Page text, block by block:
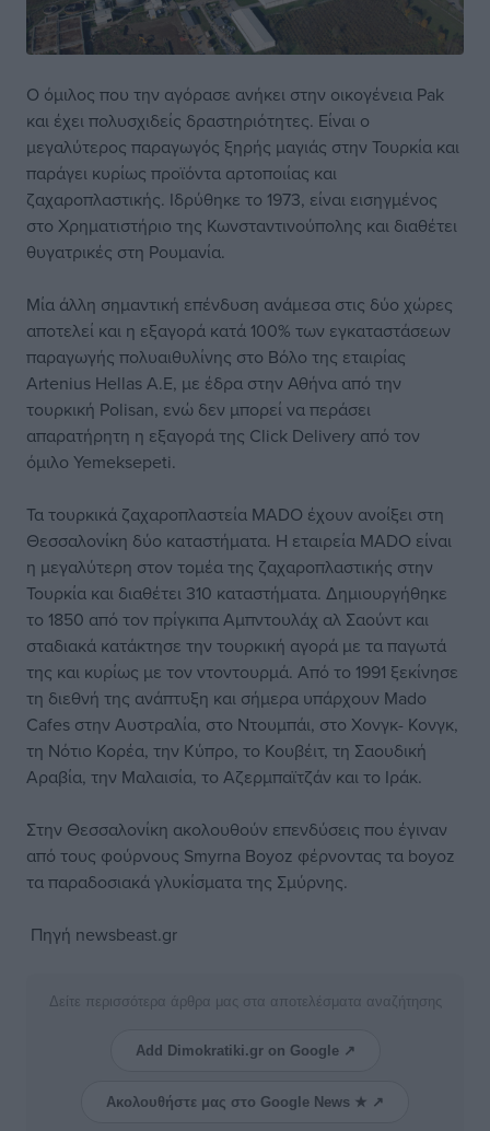
Ο όμιλος που την αγόρασε ανήκει στην οικογένεια Pak
και έχει πολυσχιδείς δραστηριότητες. Είναι ο
μεγαλύτερος παραγωγός ξηρής μαγιάς στην Τουρκία και
παράγει κυρίως προϊόντα αρτοποιίας και
ζαχαροπλαστικής. Ιδρύθηκε το 1973, είναι εισηγμένος
στο Χρηματιστήριο της Κωνσταντινούπολης και διαθέτει
θυγατρικές στη Ρουμανία.
Μία άλλη σημαντική επένδυση ανάμεσα στις δύο χώρες
αποτελεί και η εξαγορά κατά 100% των εγκαταστάσεων
παραγωγής πολυαιθυλίνης στο Βόλο της εταιρίας
Artenius Hellas A.E, με έδρα στην Αθήνα από την
τουρκική Polisan, ενώ δεν μπορεί να περάσει
απαρατήρητη η εξαγορά της Click Delivery από τον
όμιλο Yemeksepeti.
Τα τουρκικά ζαχαροπλαστεία MADO έχουν ανοίξει στη
Θεσσαλονίκη δύο καταστήματα. Η εταιρεία ΜΑDO είναι
η μεγαλύτερη στον τομέα της ζαχαροπλαστικής στην
Τουρκία και διαθέτει 310 καταστήματα. Δημιουργήθηκε
το 1850 από τον πρίγκιπα Αμπντουλάχ αλ Σαούντ και
σταδιακά κατάκτησε την τουρκική αγορά με τα παγωτά
της και κυρίως με τον ντοντουρμά. Από το 1991 ξεκίνησε
τη διεθνή της ανάπτυξη και σήμερα υπάρχουν Mado
Cafes στην Αυστραλία, στο Ντουμπάι, στο Χονγκ- Κονγκ,
τη Νότιο Κορέα, την Κύπρο, το Κουβέιτ, τη Σαουδική
Αραβία, την Μαλαισία, το Αζερμπαϊτζάν και το Ιράκ.
Στην Θεσσαλονίκη ακολουθούν επενδύσεις που έγιναν
από τους φούρνους Smyrna Boyoz φέρνοντας τα boyoz
τα παραδοσιακά γλυκίσματα της Σμύρνης.
Πηγή newsbeast.gr
Δείτε περισσότερα άρθρα μας στα αποτελέσματα αναζήτησης
Add Dimokratiki.gr on Google ↗
Ακολουθήστε μας στο Google News ★ ↗